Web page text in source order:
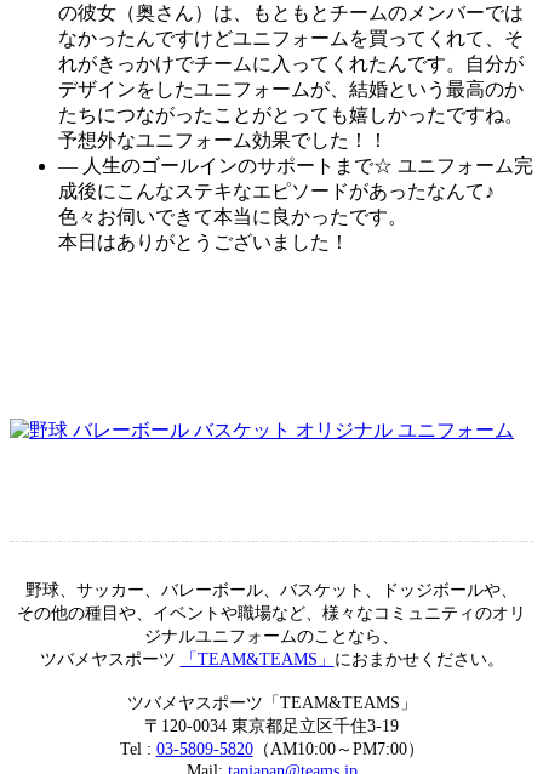
の彼女（奥さん）は、もともとチームのメンバーでは
なかったんですけどユニフォームを買ってくれて、そ
れがきっかけでチームに入ってくれたんです。自分が
デザインをしたユニフォームが、結婚という最高のか
たちにつながったことがとっても嬉しかったですね。
予想外なユニフォーム効果でした！！
― 人生のゴールインのサポートまで☆ ユニフォーム完
成後にこんなステキなエピソードがあったなんて♪ 
色々お伺いできて本当に良かったです。
本日はありがとうございました！
野球、サッカー、バレーボール、バスケット、ドッジボールや、
その他の種目や、イベントや職場など、様々なコミュニティのオリ
ジナルユニフォームのことなら、
ツバメヤスポーツ
「TEAM&TEAMS」 におまかせください。
ツバメヤスポーツ「TEAM&TEAMS」
〒120-0034 東京都足立区千住3-19
Tel : 03-5809-5820（AM10:00～PM7:00）
Mail: tapjapan@teams.jp